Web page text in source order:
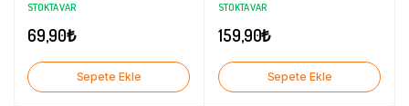
STOKTA VAR
69,90₺
Sepete Ekle
STOKTA VAR
159,90₺
Sepete Ekle